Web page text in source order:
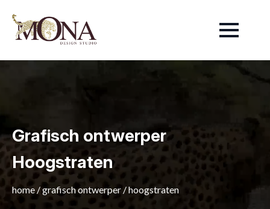
Grafisch ontwerper
Hoogstraten
home /grafisch ontwerper /hoogstraten